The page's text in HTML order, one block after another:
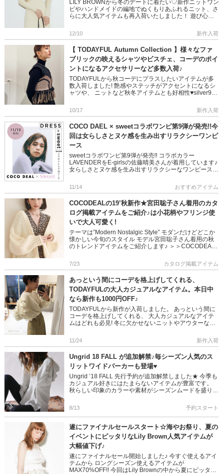
LILY BROWNから冬のデートに着たい♡新作ニットワン
ピやハンドメイドの編地でぬくもりあふれるニット、さ
らに大人気アイテムも再入荷いたしました！ 遊び心あ
＞＞ […]
12/10 新作入荷
【 TODAYFUL Autumn Collection 】様々なファ
ブリックの映えるシャツやビスチェ、コーデのポイ
ントになるアクセサリーなど多数入荷♪
TODAYFULから秋コーデにプラスしたいアイテムが多
数入荷しました! 艶感やステッチがアクセントになるシ
ャツや、 ニットなど秋冬アイテムとも好相性♥silver925
持 […]
10/17 新作入荷
COCO DAEL × sweetコラボワンピ第9弾が発売!!今
回は女らしさとヌケ感を生み出すリラクシーワンピ
ース
sweetコラボワンピ第9弾が発売!! コラボカラー
LAVENDERをE-girlsの佐藤晴美さんが着用しています♪
女らしさとヌケ感を生み出すリラクシーなワンピースで
[…]
11/14 おすすめアイテム
COCODEALの19’秋新作★宮田聡子さん着用のカタ
ログ掲載アイテムをご紹介♪は小花柄やフリンジ使
いで大人可愛く!
テーマは”Modern Nostalgic Style” モダンだけどどこか
懐かしい今旬のスタイル モデル宮田聡子さん着用の秋
のトレンドアイテムをご紹介します♪ ＞＞COCODEAL
7/23 カタログ掲載アイテム
あっという間にコーデを格上げしてくれる、
TODAYFULの大人カジュアルなアイテム。本日中
なら新作も1000円OFF♪
TODAYFULから新作が入荷しました。 あっという間に
コーデを格上げしてくれる、 大人カジュアルなアイテ
ムはどれも必見! 冬に欠かせないニットやアウターなど
さらに […]
11/24 新作入荷
Ungrid 18 FALL が追加解禁♪毎シーズン人気のス
リットワイドパーカーも登場♥
Ungrid ’18 FALL 先行予約が追加解禁しました★ 今季も
カジュアル好きにはたまらないアイテムが豊富です。
秋らしい印象のカラーや素材がシーズンムードを盛り上
[…]
8/13 予約スタート
遂にファイナルセールスタート☆海やお祭り、夏の
イベントにピッタリなLily Brown人気アイテムが
大幅値下げ♪
遂にファイナルセール開始しました♪ 今すぐ使えるアイ
テムから ロングシーズン使えるアイテムが
MAX70%OFF!! 今回はLily Brownの中から夏にピッタリ